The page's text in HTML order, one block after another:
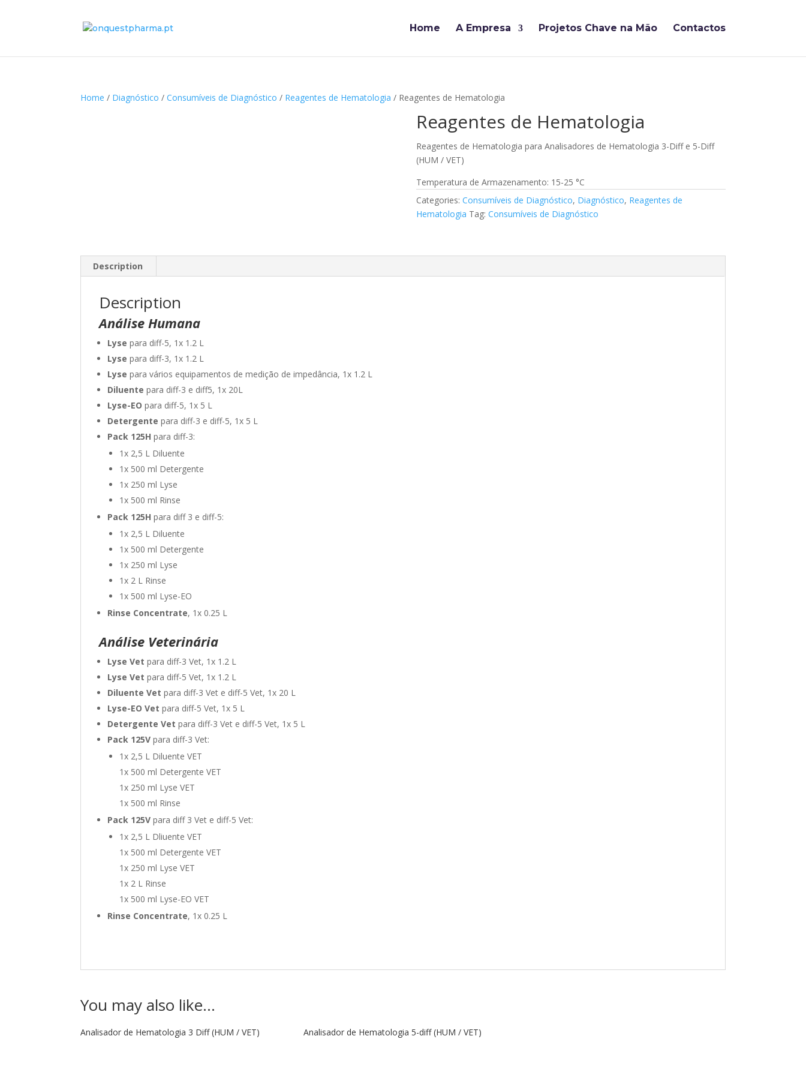
Home A Empresa Projetos Chave na Mão Contactos
Home / Diagnóstico /Consumíveis de Diagnóstico / Reagentes de Hematologia / Reagentes de Hematologia
Reagentes de Hematologia
Reagentes de Hematologia para Analisadores de Hematologia 3-Diff e 5-Diff
(HUM / VET)
Temperatura de Armazenamento: 15-25 °C
Categories: Consumíveis de Diagnóstico, Diagnóstico, Reagentes de
Hematologia Tag: Consumíveis de Diagnóstico
Description
Description
Análise Humana
Lyse para diff-5, 1x 1.2 L
Lyse para diff-3, 1x 1.2 L
Lyse para vários equipamentos de medição de impedância, 1x 1.2 L
Diluente para diff-3 e diff5, 1x 20L
Lyse-EO para diff-5, 1x 5 L
Detergente para diff-3 e diff-5, 1x 5 L
Pack 125H para diff-3:
1x 2,5 L Diluente
1x 500 ml Detergente
1x 250 ml Lyse
1x 500 ml Rinse
Pack 125H para diff 3 e diff-5:
1x 2,5 L Diluente
1x 500 ml Detergente
1x 250 ml Lyse
1x 2 L Rinse
1x 500 ml Lyse-EO
Rinse Concentrate, 1x 0.25 L
Análise Veterinária
Lyse Vet para diff-3 Vet, 1x 1.2 L
Lyse Vet para diff-5 Vet, 1x 1.2 L
Diluente Vet para diff-3 Vet e diff-5 Vet, 1x 20 L
Lyse-EO Vet para diff-5 Vet, 1x 5 L
Detergente Vet para diff-3 Vet e diff-5 Vet, 1x 5 L
Pack 125V para diff-3 Vet:
1x 2,5 L Diluente VET
1x 500 ml Detergente VET
1x 250 ml Lyse VET
1x 500 ml Rinse
Pack 125V para diff 3 Vet e diff-5 Vet:
1x 2,5 L Dliuente VET
1x 500 ml Detergente VET
1x 250 ml Lyse VET
1x 2 L Rinse
1x 500 ml Lyse-EO VET
Rinse Concentrate, 1x 0.25 L
You may also like…
Analisador de Hematologia 3 Diff (HUM / VET) Analisador de Hematologia 5-diff (HUM / VET)